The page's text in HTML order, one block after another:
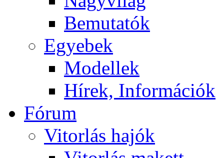
Bemutatók
Egyebek
Modellek
Hírek, Információk
Fórum
Vitorlás hajók